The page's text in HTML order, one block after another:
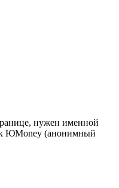
нужен именной
ЮMoney (анонимный